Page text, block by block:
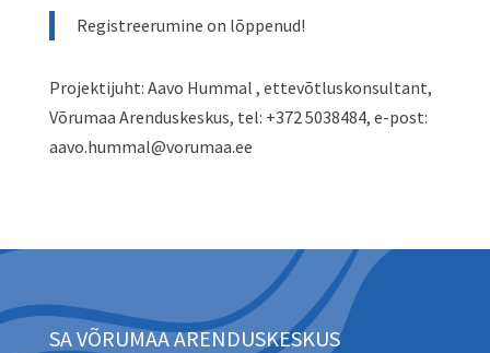
Registreerumine on lõppenud!
Projektijuht: Aavo Hummal , ettevõtluskonsultant,
Võrumaa Arenduskeskus, tel: +372 5038484, e-post:
aavo.hummal@vorumaa.ee
SA VÕRUMAA ARENDUSKESKUS